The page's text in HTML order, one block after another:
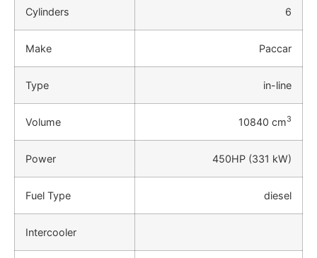
Cylinders 6
Make Paccar
Type in-line
Volume 10840 cm3
Power 450HP (331 kW)
Fuel Type diesel
Intercooler